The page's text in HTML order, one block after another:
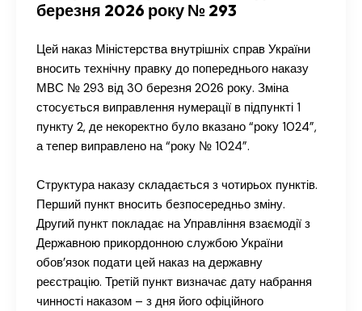
березня 2026 року № 293
Цей наказ Міністерства внутрішніх справ України
вносить технічну правку до попереднього наказу
МВС № 293 від 30 березня 2026 року. Зміна
стосується виправлення нумерації в підпункті 1
пункту 2, де некоректно було вказано “року 1024”,
а тепер виправлено на “року № 1024”.
Структура наказу складається з чотирьох пунктів.
Перший пункт вносить безпосередньо зміну.
Другий пункт покладає на Управління взаємодії з
Державною прикордонною службою України
обов’язок подати цей наказ на державну
реєстрацію. Третій пункт визначає дату набрання
чинності наказом – з дня його офіційного